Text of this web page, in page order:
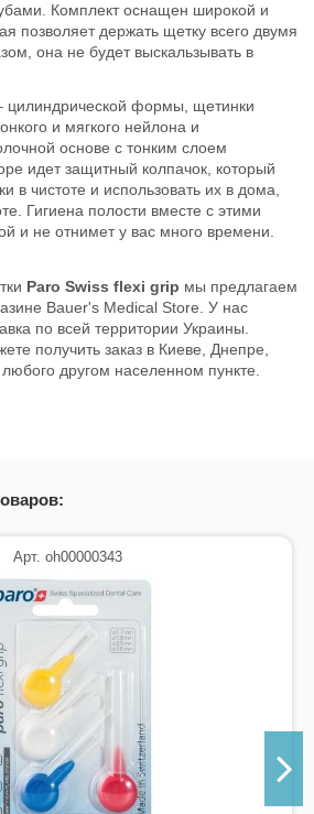
Комплект оснащен широкой и
позволяет держать щетку всего двумя
она не будет выскальзывать в
цилиндрической формы, щетинки
и мягкого нейлона и
основе с тонким слоем
идет защитный колпачок, который
в чистоте и использовать их в дома,
Гигиена полости вместе с этими
и не отнимет у вас много времени.
Paro Swiss flexi grip мы предлагаем
Bauer's Medical Store. У нас
по всей территории Украины.
получить заказ в Киеве, Днепре,
другом населенном пункте.
Арт. oh00000343